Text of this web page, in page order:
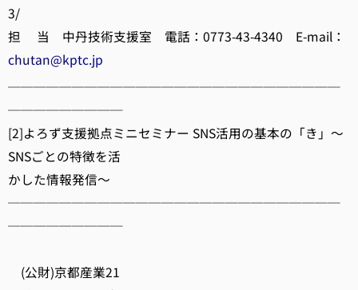
3/
担 当 中丹技術支援室 電話：0773-43-4340 E-mail：
chutan@kptc.jp
──────────────────────────
─────────
[2]よろず支援拠点ミニセミナー SNS活用の基本の「き」～
SNSごとの特徴を活
かした情報発信～
──────────────────────────
─────────
(公財)京都産業21